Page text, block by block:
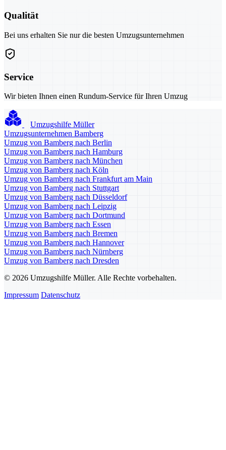
Qualität
Bei uns erhalten Sie nur die besten Umzugsunternehmen
Service
Wir bieten Ihnen einen Rundum-Service für Ihren Umzug
Umzugshilfe Müller
Umzugsunternehmen Bamberg
Umzug von Bamberg nach Berlin
Umzug von Bamberg nach Hamburg
Umzug von Bamberg nach München
Umzug von Bamberg nach Köln
Umzug von Bamberg nach Frankfurt am Main
Umzug von Bamberg nach Stuttgart
Umzug von Bamberg nach Düsseldorf
Umzug von Bamberg nach Leipzig
Umzug von Bamberg nach Dortmund
Umzug von Bamberg nach Essen
Umzug von Bamberg nach Bremen
Umzug von Bamberg nach Hannover
Umzug von Bamberg nach Nürnberg
Umzug von Bamberg nach Dresden
© 2026 Umzugshilfe Müller. Alle Rechte vorbehalten.
Impressum Datenschutz